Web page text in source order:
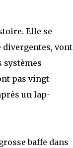
Elle se
vont
systèmes
pas vingt-
un lap-
baffe dans